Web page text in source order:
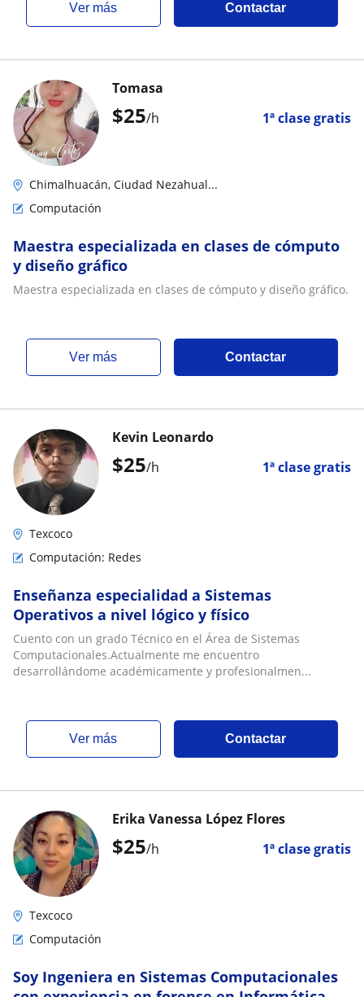
ver más Contactar
$25/h 1ª clase gratis
Tomasa
Chimalhuacán, Ciudad Nezahual...
Computación
Maestra especializada en clases de cómputo
y diseño gráfico
Maestra especializada en clases de cómputo y diseño gráfico.
ver más Contactar
$25/h 1ª clase gratis
Kevin Leonardo
Texcoco
Computación: Redes
Enseñanza especialidad a Sistemas
Operativos a nivel lógico y físico
Cuento con un grado Técnico en el Área de Sistemas
Computacionales.Actualmente me encuentro
desarrollándome académicamente y profesionalmen...
ver más Contactar
$25/h 1ª clase gratis
Erika Vanessa López Flores
Texcoco
Computación
Soy Ingeniera en Sistemas Computacionales